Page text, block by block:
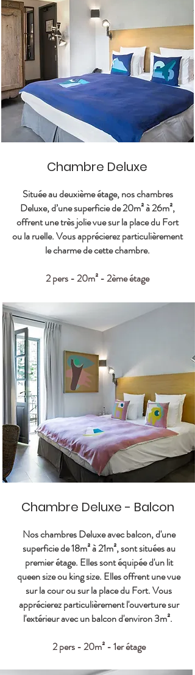
Chambre Deluxe
Située au deuxième étage, nos chambres
Deluxe, d’une superficie de 20m² à 26m²,
offrent une très jolie vue sur la place du Fort
ou la ruelle. Vous apprécierez particulièrement
le charme de cette chambre.
2 pers - 20m² - 2ème étage
Chambre Deluxe - Balcon
Nos chambres Deluxe avec balcon, d'une
superficie de 18m² à 21m², sont situées au
premier étage. Elles sont équipée d'un lit
queen size ou king size. Elles offrent une vue
sur la cour ou sur la place du Fort. Vous
apprécierez particulièrement l'ouverture sur
l'extérieur avec un balcon d'environ 3m².
2 pers - 20m² - 1er étage